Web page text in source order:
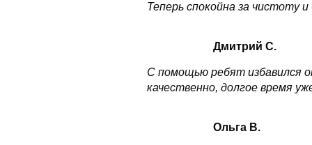
Теперь спокойна за чистоту и
Дмитрий С.
С помощью ребят избавился
качественно, долгое время
Ольга В.